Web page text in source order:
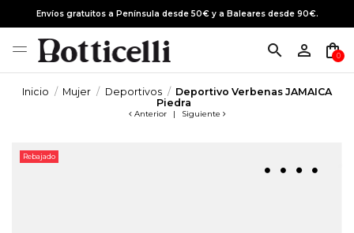
Envíos gratuitos a Península desde 50€ y a Baleares desde 90€.
search person_outline shopping_bag
0
Inicio Mujer Deportivos
Deportivo Verbenas JAMAICA
Piedra
Anterior | Siguiente
Rebajado